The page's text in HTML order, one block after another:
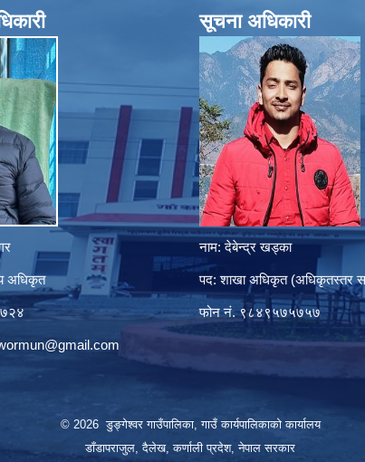
अधिकृत
सूचना अधिकारी
नाम: देबेन्द्र खड्का
पद: शाखा अधिकृत (अधिकृतस्तर
फोन नं. ९८४९५७५७५७
© 2026 डुङ्गेश्वर गाउँपालिका, गाउँ कार्यपालिकाको कार्यालय
डाँडापराजुल, दैलेख, कर्णाली प्रदेश, नेपाल सरकार